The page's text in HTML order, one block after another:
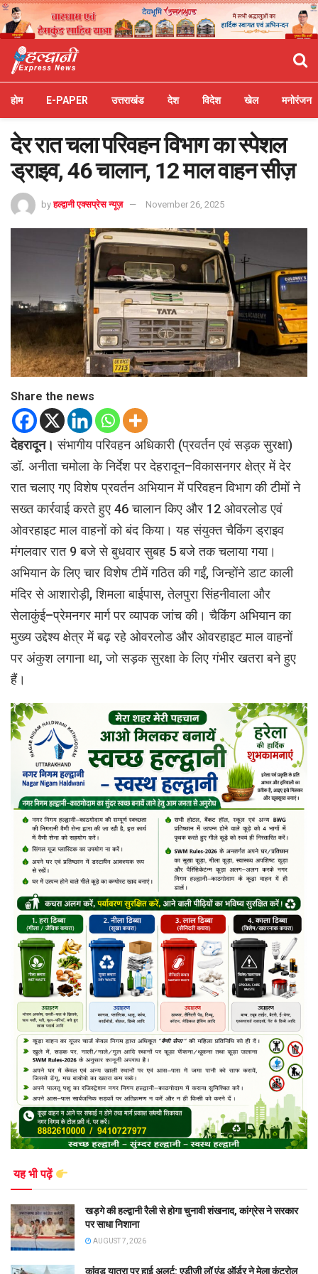
होम E-PAPER उत्तराखंड देश विदेश खेल मनोरंजन
देर रात चला परिवहन विभाग का स्पेशल
ड्राइव, 46 चालान, 12 माल वाहन सीज़
by हल्द्वानी एक्सप्रेस न्यूज़ November 26, 2025
Share the news
देहरादून। संभागीय परिवहन अधिकारी (प्रवर्तन एवं सड़क सुरक्षा)
डॉ. अनीता चमोला के निर्देश पर देहरादून–विकासनगर क्षेत्र में देर
रात चलाए गए विशेष प्रवर्तन अभियान में परिवहन विभाग की टीमों ने
सख्त कार्रवाई करते हुए 46 चालान किए और 12 ओवरलोड एवं
ओवरहाइट माल वाहनों को बंद किया। यह संयुक्त चैकिंग ड्राइव
मंगलवार रात 9 बजे से बुधवार सुबह 5 बजे तक चलाया गया।
अभियान के लिए चार विशेष टीमें गठित की गईं, जिन्होंने डाट काली
मंदिर से आशारोड़ी, शिमला बाईपास, तेलपुरा सिंहनीवाला और
सेलाकुंई–प्रेमनगर मार्ग पर व्यापक जांच की। चैकिंग अभियान का
मुख्य उद्देश्य क्षेत्र में बढ़ रहे ओवरलोड और ओवरहाइट माल वाहनों
पर अंकुश लगाना था, जो सड़क सुरक्षा के लिए गंभीर खतरा बने हुए
हैं।
यह भी पढ़ें
खड़गे की हल्द्वानी रैली से होगा चुनावी शंखनाद, कांग्रेस ने सरकार
पर साधा निशाना
AUGUST 7, 2026
कांवड़ यात्रा पर हाई अलर्ट: एडीजी लॉ एंड ऑर्डर ने मेला कंट्रोल